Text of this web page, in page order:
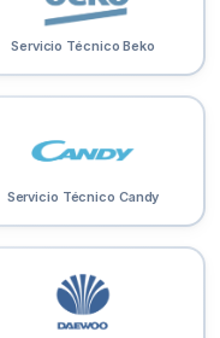
Servicio Técnico Beko
Servicio Técnico Candy